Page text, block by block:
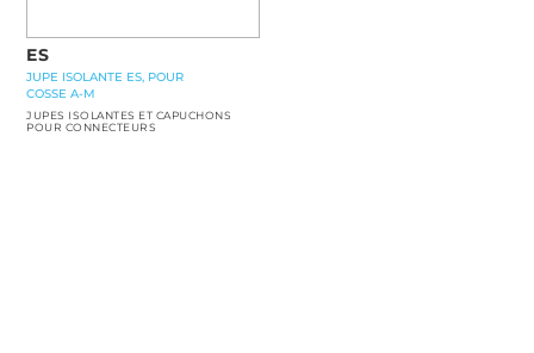
ES
JUPE ISOLANTE ES, POUR
COSSE A-M
JUPES ISOLANTES ET CAPUCHONS
POUR CONNECTEURS